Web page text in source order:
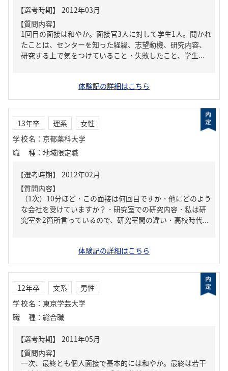
【質問内容】
1回目の面接は和やか。面接官3人に対して学生1人。聞かれ
たことは、センターを知った経緯、志望動機、研究内容、
研究する上で気をつけていること・失敗したこと、学生...
体験記の詳細はこちら
13年卒 理系
女性
学校名 ： 京都薬科大学
職種 ： 地域限定職
【質問内容】
（1次）10分ほど・この面接は何回目ですか・他にどのよう
な会社を受けていますか？・研究室での研究内容・私は研
究室を2箇所言っているので、研究室間の違い・高校時代...
体験記の詳細はこちら
12年卒 文系
男性
学校名 ： 東京学芸大学
職種 ： 総合職
【質問内容】
一次、最終とも個人面接で基本的には和やか。最終は若干